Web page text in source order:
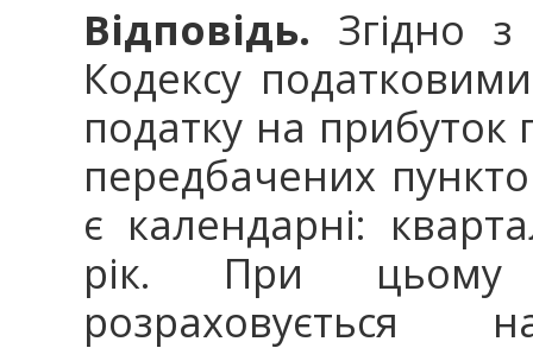
Відповідь. Згідно
Кодексу
податку на прибуток
передбачених
є календарні:
рік. При цьому
розраховується